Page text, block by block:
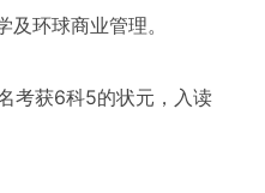
及环球商业管理。
考获6科5的状元，入读